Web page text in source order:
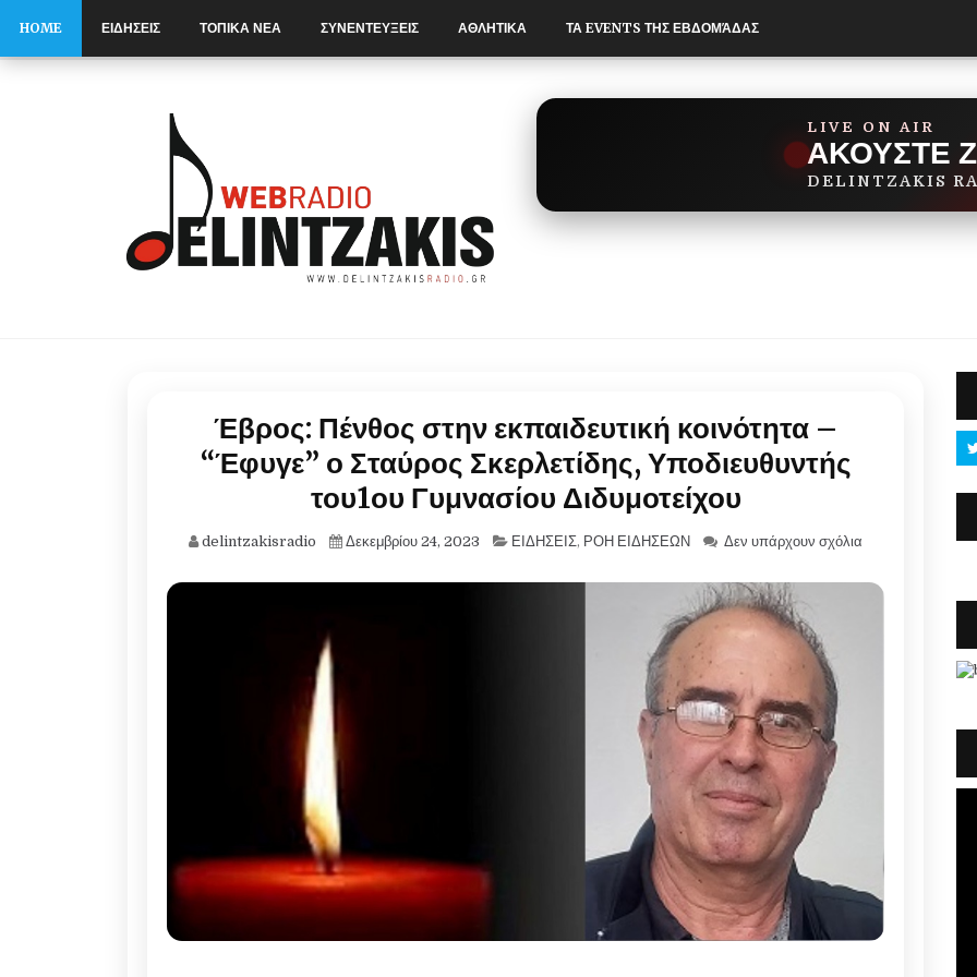
LIVE ON AIR
ΑΚΟΥΣΤΕ
DELINTZAKIS
HOME ΕΙΔΗΣΕΙΣ ΤΟΠΙΚΑ ΝΕΑ ΣΥΝΕΝΤΕΥΞΕΙΣ ΑΘΛΗΤΙΚΑ ΤΑ EVENTS ΤΗΣ ΕΒΔΟΜΆΔΑΣ
Έβρος: Πένθος στην εκπαιδευτική κοινότητα –
“Έφυγε” ο Σταύρος Σκερλετίδης, Υποδιευθυντής
του1ου Γυμνασίου Διδυμοτείχου
delintzakisradio Δεκεμβρίου 24, 2023 ΕΙΔΗΣΕΙΣ, ΡΟΗ ΕΙΔΗΣΕΩΝ Δεν υπάρχουν σχόλια